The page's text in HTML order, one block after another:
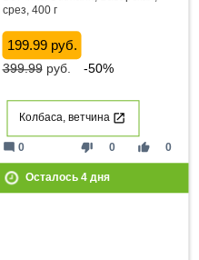
срез, 400 г
199.99 руб.
399.99руб. -50%
Колбаса, ветчина
thumb_down 0 thumb_up 0
mode_comment 0
Осталось 4дня